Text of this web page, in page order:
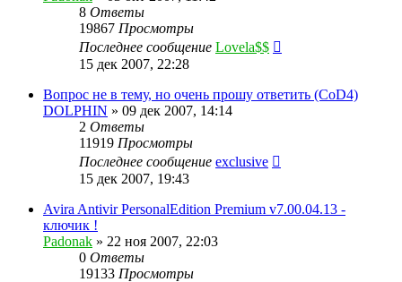
8 Ответы
19867 Просмотры
Последнее сообщение Lovela$$
15 дек 2007, 22:28
Вопрос не в тему, но очень прошу ответить (CoD4)
DOLPHIN » 09 дек 2007, 14:14
2 Ответы
11919 Просмотры
Последнее сообщение exclusive
15 дек 2007, 19:43
Avira Antivir PersonalEdition Premium v7.00.04.13 -
ключик !
Padonak » 22 ноя 2007, 22:03
0 Ответы
19133 Просмотры